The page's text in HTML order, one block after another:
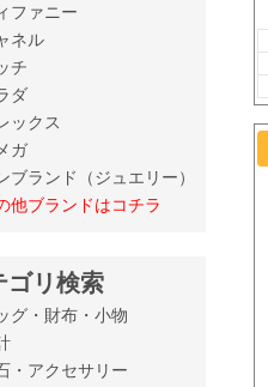
ファニー
ネル
チ
ダ
ックス
ガ
ブランド（ジュエリー）
他ブランドはコチラ
ゴリ検索
グ・財布・小物
・アクセサリー